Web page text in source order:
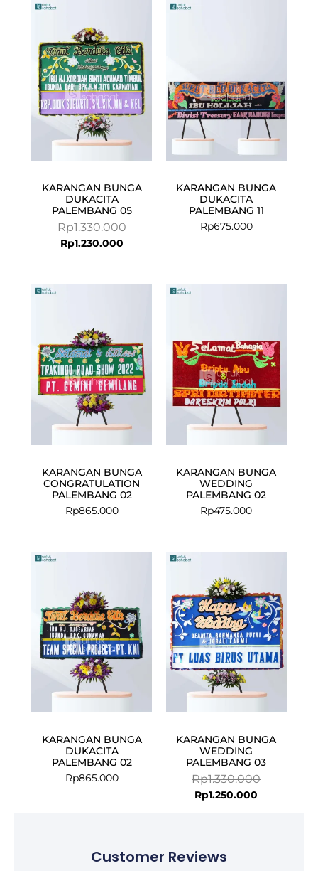
KARANGAN BUNGA
DUKACITA
PALEMBANG 05
Rp1.330.000
Rp1.330.000.
Rp1.230.000
Rp1.230.000.
KARANGAN BUNGA
DUKACITA
PALEMBANG 11
Rp675.000
KARANGAN BUNGA
CONGRATULATION
PALEMBANG 02
Rp865.000
KARANGAN BUNGA
WEDDING
PALEMBANG 02
Rp475.000
KARANGAN BUNGA
DUKACITA
PALEMBANG 02
Rp865.000
KARANGAN BUNGA
WEDDING
PALEMBANG 03
Rp1.330.000
Rp1.250.000
Rp1.250.000.
Customer Reviews